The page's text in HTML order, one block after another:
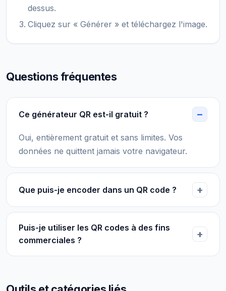
dessus.
Cliquez sur « Générer » et téléchargez l'image.
Questions fréquentes
Ce générateur QR est-il gratuit ?
Oui, entièrement gratuit et sans limites. Vos
données ne quittent jamais votre navigateur.
Que puis-je encoder dans un QR code ?
Puis-je utiliser les QR codes à des fins
commerciales ?